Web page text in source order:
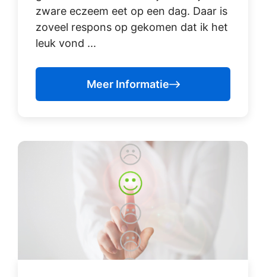
zware eczeem eet op een dag. Daar is
zoveel respons op gekomen dat ik het
leuk vond ...
Meer Informatie